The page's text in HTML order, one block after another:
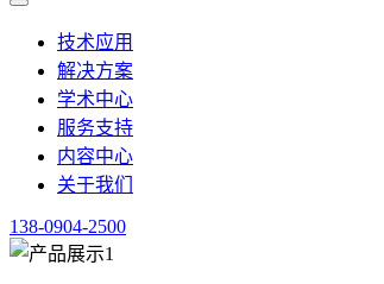
内容中心
关于我们
138-0904-2500
健康新闻
整理健康行业政策、医学资讯与科普内容，供